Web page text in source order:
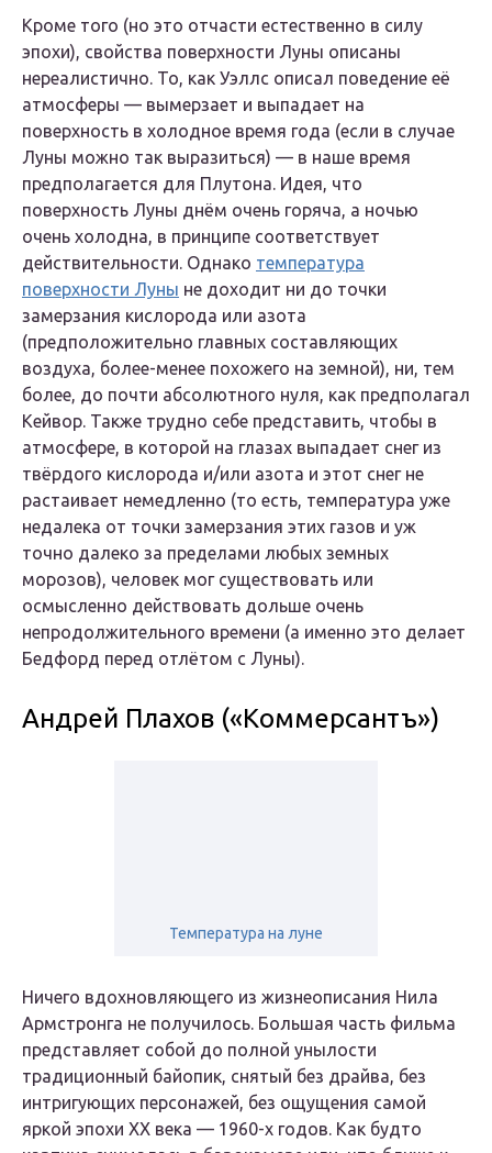
Кроме того (но это отчасти естественно в силу
эпохи), свойства поверхности Луны описаны
нереалистично. То, как Уэллс описал поведение её
атмосферы — вымерзает и выпадает на
поверхность в холодное время года (если в случае
Луны можно так выразиться) — в наше время
предполагается для Плутона. Идея, что
поверхность Луны днём очень горяча, а ночью
очень холодна, в принципе соответствует
действительности. Однако температура
поверхности Луны не доходит ни до точки
замерзания кислорода или азота
(предположительно главных составляющих
воздуха, более-менее похожего на земной), ни, тем
более, до почти абсолютного нуля, как предполагал
Кейвор. Также трудно себе представить, чтобы в
атмосфере, в которой на глазах выпадает снег из
твёрдого кислорода и/или азота и этот снег не
растаивает немедленно (то есть, температура уже
недалека от точки замерзания этих газов и уж
точно далеко за пределами любых земных
морозов), человек мог существовать или
осмысленно действовать дольше очень
непродолжительного времени (а именно это делает
Бедфорд перед отлётом с Луны).
Андрей Плахов («Коммерсантъ»)
Температура на луне
Ничего вдохновляющего из жизнеописания Нила
Армстронга не получилось. Большая часть фильма
представляет собой до полной унылости
традиционный байопик, снятый без драйва, без
интригующих персонажей, без ощущения самой
яркой эпохи ХХ века — 1960-х годов. Как будто